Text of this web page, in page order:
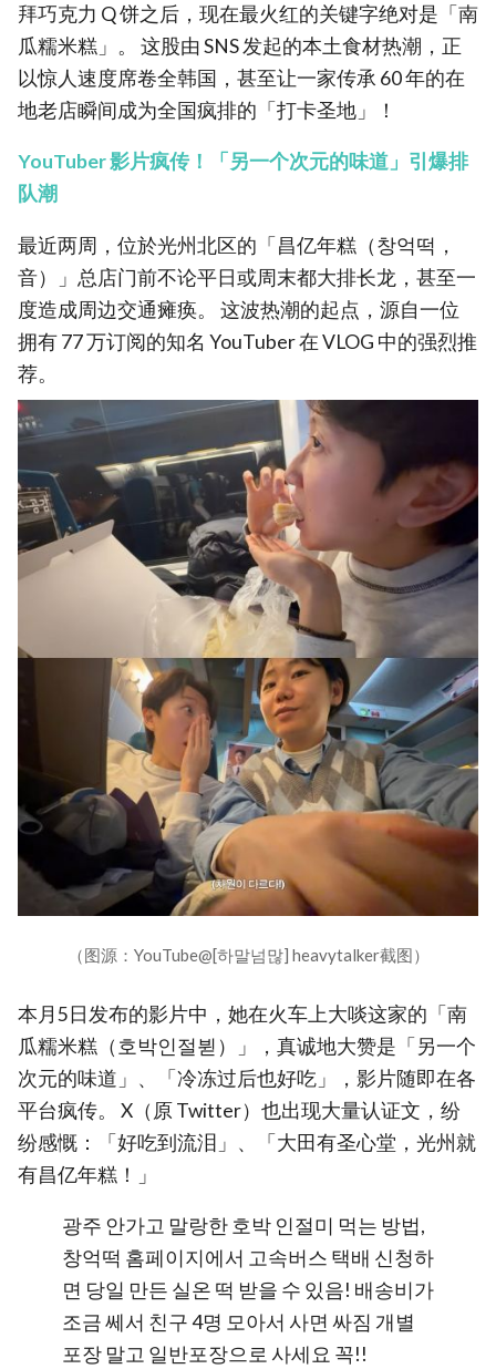
拜巧克力 Q 饼之后，现在最火红的关键字绝对是「南
瓜糯米糕」。 这股由 SNS 发起的本土食材热潮，正
以惊人速度席卷全韩国，甚至让一家传承 60 年的在
地老店瞬间成为全国疯排的「打卡圣地」！
YouTuber 影片疯传！「另一个次元的味道」引爆排
队潮
最近两周，位於光州北区的「昌亿年糕（창억떡，
音）」总店门前不论平日或周末都大排长龙，甚至一
度造成周边交通瘫痪。 这波热潮的起点，源自一位
拥有 77 万订阅的知名 YouTuber 在 VLOG 中的强烈推
荐。
（图源：YouTube@[하말넘많] heavytalker截图）
本月5日发布的影片中，她在火车上大啖这家的「南
瓜糯米糕（호박인절뷛）」，真诚地大赞是「另一个
次元的味道」、「冷冻过后也好吃」，影片随即在各
平台疯传。 X（原 Twitter）也出现大量认证文，纷
纷感慨：「好吃到流泪」、「大田有圣心堂，光州就
有昌亿年糕！」
광주 안가고 말랑한 호박 인절미 먹는 방법,
창억떡 홈페이지에서 고속버스 택배 신청하
면 당일 만든 실온 떡 받을 수 있음! 배송비가
조금 쎄서 친구 4명 모아서 사면 싸짐 개별
포장 말고 일반포장으로 사세요 꼭!!